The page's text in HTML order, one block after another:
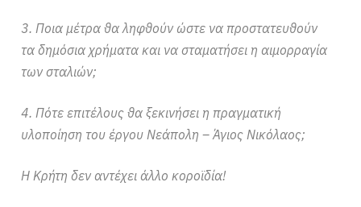
3. Ποια μέτρα θα ληφθούν ώστε να προστατευθούν
τα δημόσια χρήματα και να σταματήσει η αιμορραγία
των σταλιών;
4. Πότε επιτέλους θα ξεκινήσει η πραγματική
υλοποίηση του έργου Νεάπολη – Άγιος Νικόλαος;
Η Κρήτη δεν αντέχει άλλο κοροϊδία!